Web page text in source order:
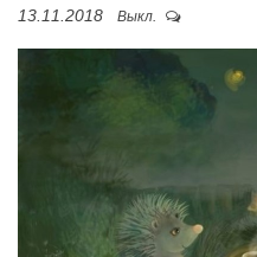
13.11.2018 Выкл.